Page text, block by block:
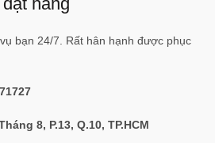
bạn 24/7. Rất hân hạnh được phục
8, P.13, Q.10, TP.HCM